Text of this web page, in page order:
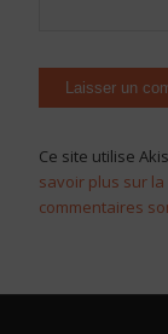
Ce site utilise
savoir plus sur
commentaires